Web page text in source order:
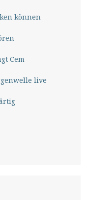
können
Cem
live